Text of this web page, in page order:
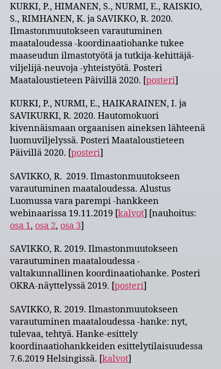
KURKI, P., HIMANEN, S., NURMI, E., RAISKIO,
S., RIMHANEN, K. ja SAVIKKO, R. 2020.
Ilmastonmuutokseen varautuminen
maataloudessa -koordinaatiohanke tukee
maaseudun ilmastotyötä ja tutkija-kehittäjä-
viljelijä-neuvoja -yhteistyötä. Posteri
Maataloustieteen Päivillä 2020. [posteri]
KURKI, P., NURMI, E., HAIKARAINEN, I. ja
SAVIKURKI, R. 2020. Hautomokuori
kivennäismaan orgaanisen aineksen lähteenä
luomuviljelyssä. Posteri Maataloustieteen
Päivillä 2020. [posteri]
SAVIKKO, R. 2019. Ilmastonmuutokseen
varautuminen maataloudessa. Alustus
Luomussa vara parempi -hankkeen
webinaarissa 19.11.2019 [kalvot] [nauhoitus:
osa 1, osa 2, osa 3]
SAVIKKO, R. 2019. Ilmastonmuutokseen
varautuminen maataloudessa -
valtakunnallinen koordinaatiohanke. Posteri
OKRA-näyttelyssä 2019. [posteri]
SAVIKKO, R. 2019. Ilmastonmuutokseen
varautuminen maataloudessa -hanke: nyt,
tulevaa, tehtyä. Hanke-esittely
koordinaatiohankkeiden esittelytilaisuudessa
7.6.2019 Helsingissä. [kalvot]